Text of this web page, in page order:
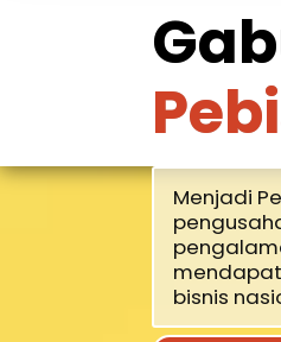
Menjadi
bisnis